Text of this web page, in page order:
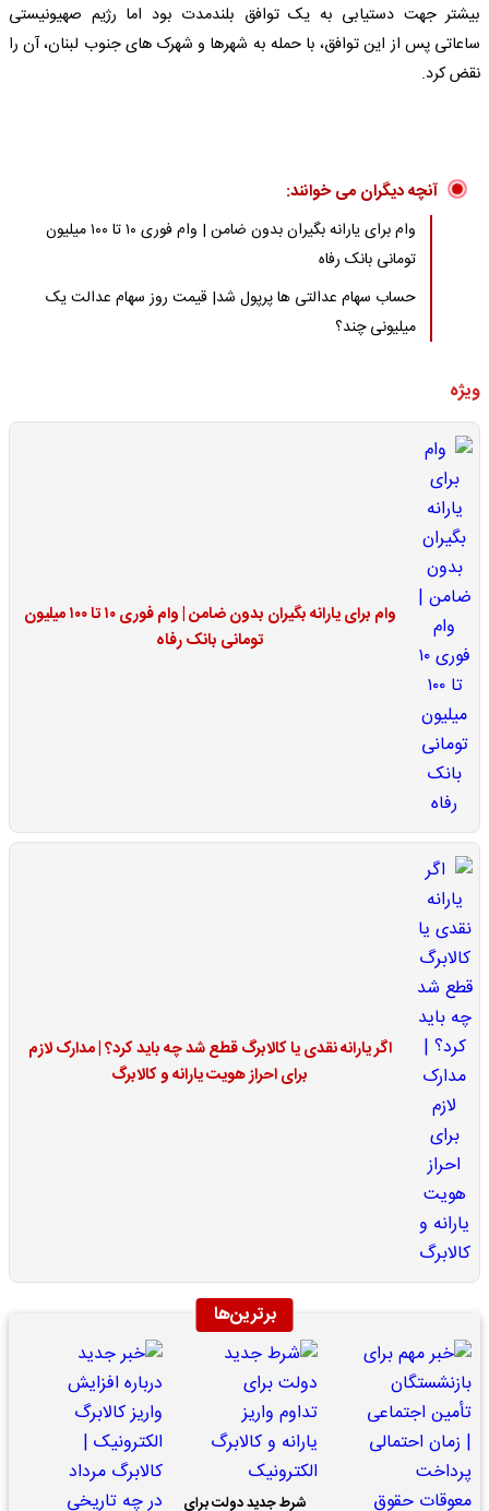
بیشتر جهت دستیابی به یک توافق بلندمدت بود اما رژیم صهیونیستی
ساعاتی پس از این توافق، با حمله به شهرها و شهرک های جنوب لبنان، آن را
نقض کرد.
آنچه دیگران می خوانند:
وام برای یارانه بگیران بدون ضامن | وام فوری ۱۰ تا ۱۰۰ میلیون
تومانی بانک رفاه
حساب سهام عدالتی ها پرپول شد| قیمت روز سهام عدالت یک
میلیونی چند؟
ویژه
وام برای یارانه بگیران بدون ضامن | وام فوری ۱۰ تا ۱۰۰ میلیون
تومانی بانک رفاه
اگر یارانه نقدی یا کالابرگ قطع شد چه باید کرد؟ | مدارک لازم
برای احراز هویت یارانه و کالابرگ
برترین‌ها
شرط جدید دولت برای